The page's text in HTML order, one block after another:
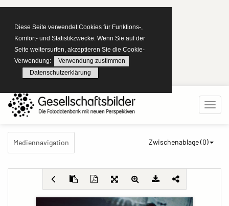
Diese Seite verwendet Cookies für Funktions-,
Komfort- und Statistikzwecke. Wenn Sie auf der
Seite weitersurfen, akzeptieren Sie die Cookie-
Verwendung:
Verwendung zustimmen
Datenschutzerklärung
Mediennavigation Zwischenablage (0)